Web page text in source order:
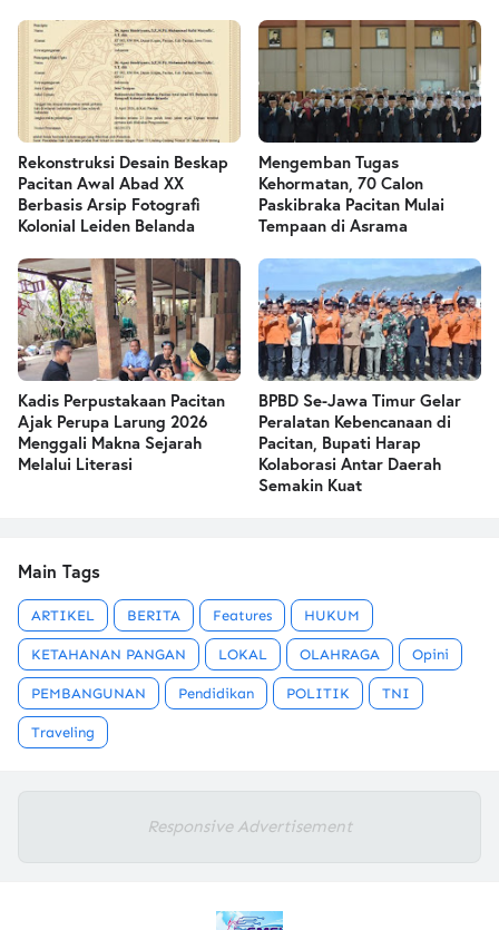
Rekonstruksi Desain Beskap
Pacitan Awal Abad XX
Berbasis Arsip Fotografi
Kolonial Leiden Belanda
Mengemban Tugas
Kehormatan, 70 Calon
Paskibraka Pacitan Mulai
Tempaan di Asrama
Kadis Perpustakaan Pacitan
Ajak Perupa Larung 2026
Menggali Makna Sejarah
Melalui Literasi
BPBD Se-Jawa Timur Gelar
Peralatan Kebencanaan di
Pacitan, Bupati Harap
Kolaborasi Antar Daerah
Semakin Kuat
Main Tags
ARTIKEL BERITA Features HUKUM
KETAHANAN PANGAN LOKAL OLAHRAGA Opini
PEMBANGUNAN Pendidikan POLITIK TNI
Traveling
Responsive Advertisement